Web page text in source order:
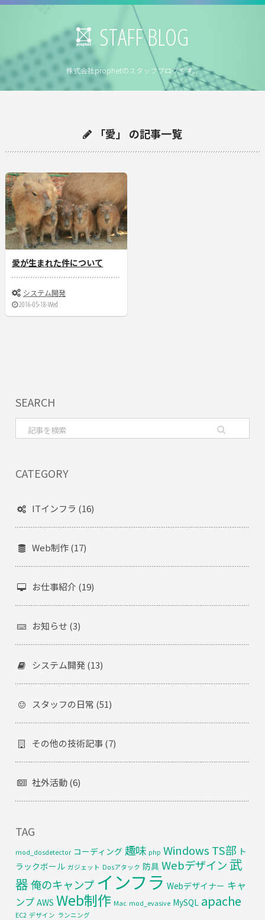
STAFF BLOG
株式会社prophetのスタッフブログです。
「愛」 の記事一覧
愛が生まれた件について
システム開発
2016-05-18-Wed
SEARCH
CATEGORY
ITインフラ (16)
Web制作 (17)
お仕事紹介 (19)
お知らせ (3)
システム開発 (13)
スタッフの日常 (51)
その他の技術記事 (7)
社外活動 (6)
TAG
mod_dosdetector コーディング 趣味 php Windows TS部 ト
ラックボール ガジェット Dosアタック 防具 Webデザイン 武
器俺のキャンプ インフラ Webデザイナー キャ
ンプ AWS Web制作 Mac mod_evasive MySQL apache
EC2 デザイン ランニング